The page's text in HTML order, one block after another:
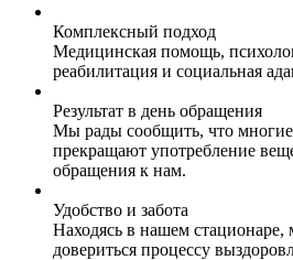
Комплексный подход
Медицинская помощь,
реабилитация и социальная
Результат в день обращения
Мы рады сообщить, что
прекращают употребление
обращения к нам.
Удобство и забота
Находясь в нашем
довериться процессу